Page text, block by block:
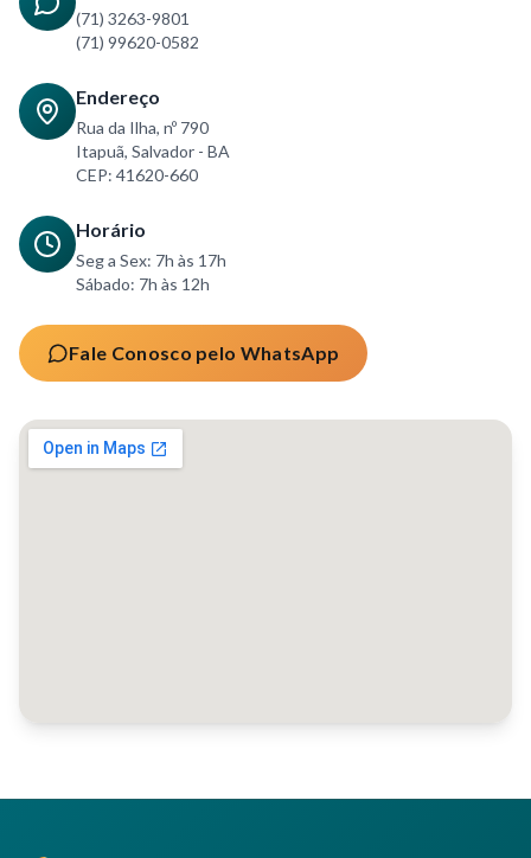
(71) 3263-9801
(71) 99620-0582
Endereço
Rua da Ilha, nº 790
Itapuã, Salvador - BA
CEP: 41620-660
Horário
Seg a Sex: 7h às 17h
Sábado: 7h às 12h
Fale Conosco pelo WhatsApp